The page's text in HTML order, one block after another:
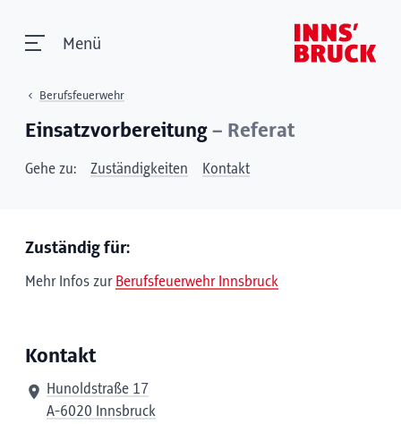
Menü
Berufsfeuerwehr
Einsatzvorbereitung – Referat
Gehe zu: Zuständigkeiten Kontakt
Zuständig für:
Mehr Infos zur Berufsfeuerwehr Innsbruck
Kontakt
Hunoldstraße 17
A-6020 Innsbruck